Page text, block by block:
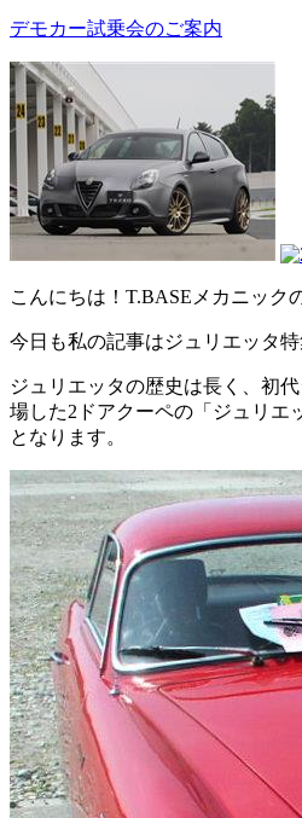
デモカー試乗会のご案内
こんにちは！T.BASEメカニック
今日も私の記事はジュリエッタ特
ジュリエッタの歴史は長く、初
場した2ドアクーペの「ジュリエ
となります。